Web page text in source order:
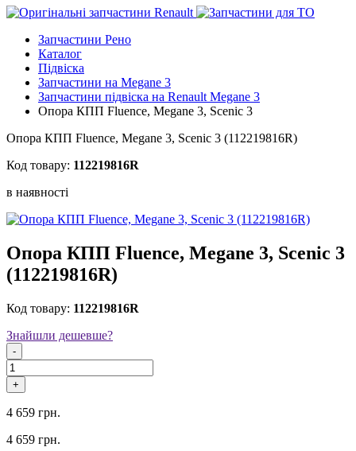
Запчастини Рено
Каталог
Підвіска
Запчастини на Megane 3
Запчастини підвіска на Renault Megane 3
Опора КПП Fluence, Megane 3, Scenic 3
Опора КПП Fluence, Megane 3, Scenic 3 (112219816R)
Код товару: 112219816R
в наявностi
Опора КПП Fluence, Megane 3, Scenic 3
(112219816R)
Код товару: 112219816R
Знайшли дешевше?
-
+
4 659 грн.
4 659 грн.